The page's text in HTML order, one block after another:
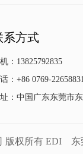
系方式
：13825792835
：+86 0769-22658831
：中国广东东莞市
版权所有 EDI 东